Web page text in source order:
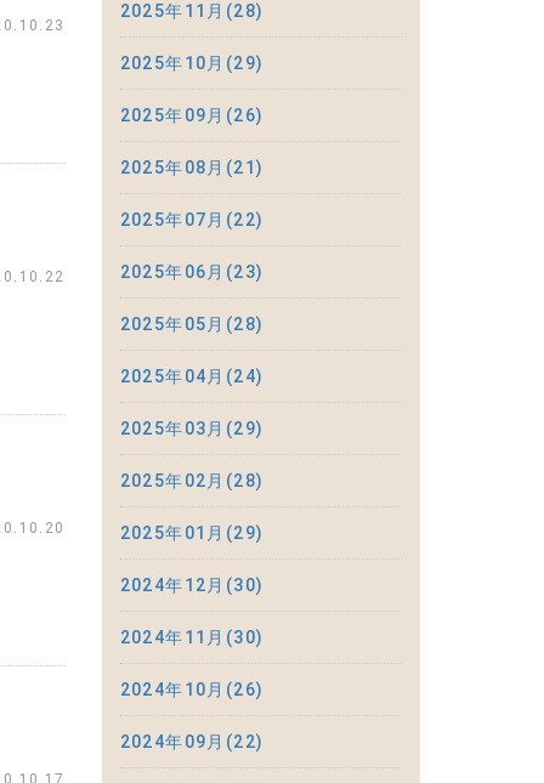
2025年11月(28)
2025年10月(29)
2025年09月(26)
2025年08月(21)
2025年07月(22)
2025年06月(23)
2025年05月(28)
2025年04月(24)
2025年03月(29)
2025年02月(28)
2025年01月(29)
2024年12月(30)
2024年11月(30)
2024年10月(26)
2024年09月(22)